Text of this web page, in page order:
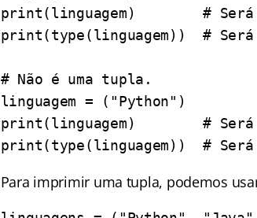
print(linguagem)        #
print(type(linguagem))  #
# Não é uma tupla.
linguagem = ("Python")
print(linguagem)        # Será
print(type(linguagem))  #
Para imprimir uma tupla, podemos